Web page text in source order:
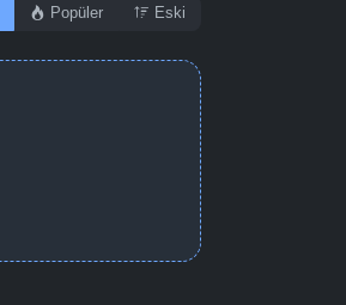
Popüler Eski